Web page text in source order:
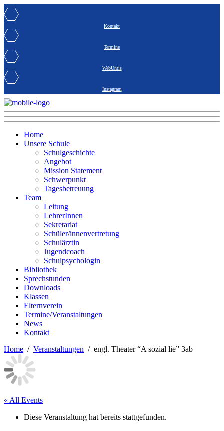
Kontakt
Termine
WebUntis
Instagram
Home
Unsere Schule
Schulgeschichte
Angebot
Mission Statement
Schwerpunkt
Tagesbetreuung
Team
Leitung
LehrerInnen
Sekretariat
Schüler/innenvertretung
Schulärztin
Jugendcoach
Schulpsychologin
Bibliothek
Sprechstunden
Downloads
Klassen
Elternverein
Termine/Veranstaltungen
News
Kontakt
Home
Veranstaltungen engl. Theater “A sozial lie” 3ab
« All Events
Diese Veranstaltung hat bereits stattgefunden.